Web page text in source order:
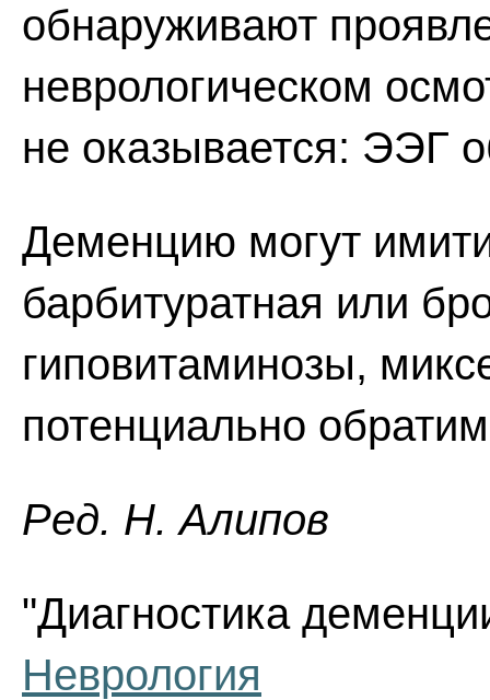
обнаруживают
неврологическом
не оказывается: ЭЭГ
Деменцию могут
барбитуратная или
гиповитаминозы,
потенциально
Ред. Н. Алипов
"Диагностика
Неврология